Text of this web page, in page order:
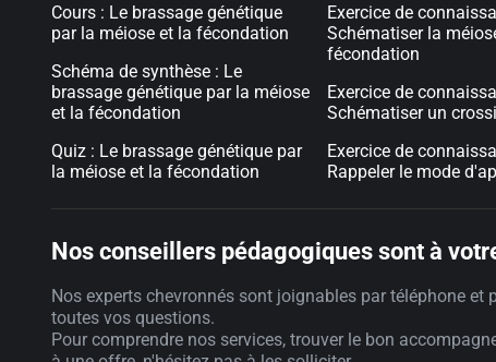
Cours : Le brassage génétique
par la méiose et la fécondation
Schéma de synthèse : Le
brassage génétique par la méiose
et la fécondation
Quiz : Le brassage génétique par
la méiose et la fécondation
Exercice de
Schématiser la
fécondation
Exercice de
Schématiser un
Exercice de
Rappeler le mode
Nos conseillers pédagogiques sont à
Nos experts chevronnés sont joignables par téléphone et
toutes vos questions.
Pour comprendre nos services, trouver le bon